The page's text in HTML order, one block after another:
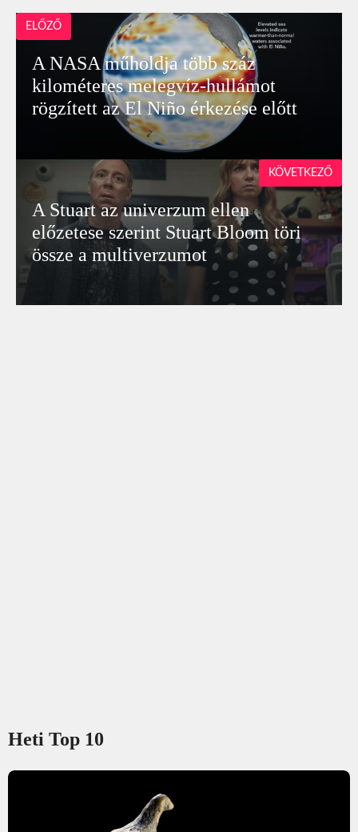
ELŐZŐ
A NASA műholdja több száz
kilométeres melegvíz-hullámot
rögzített az El Niño érkezése előtt
A Stuart az univerzum ellen
előzetese szerint Stuart Bloom töri
össze a multiverzumot
KÖVETKEZŐ
Heti Top 10